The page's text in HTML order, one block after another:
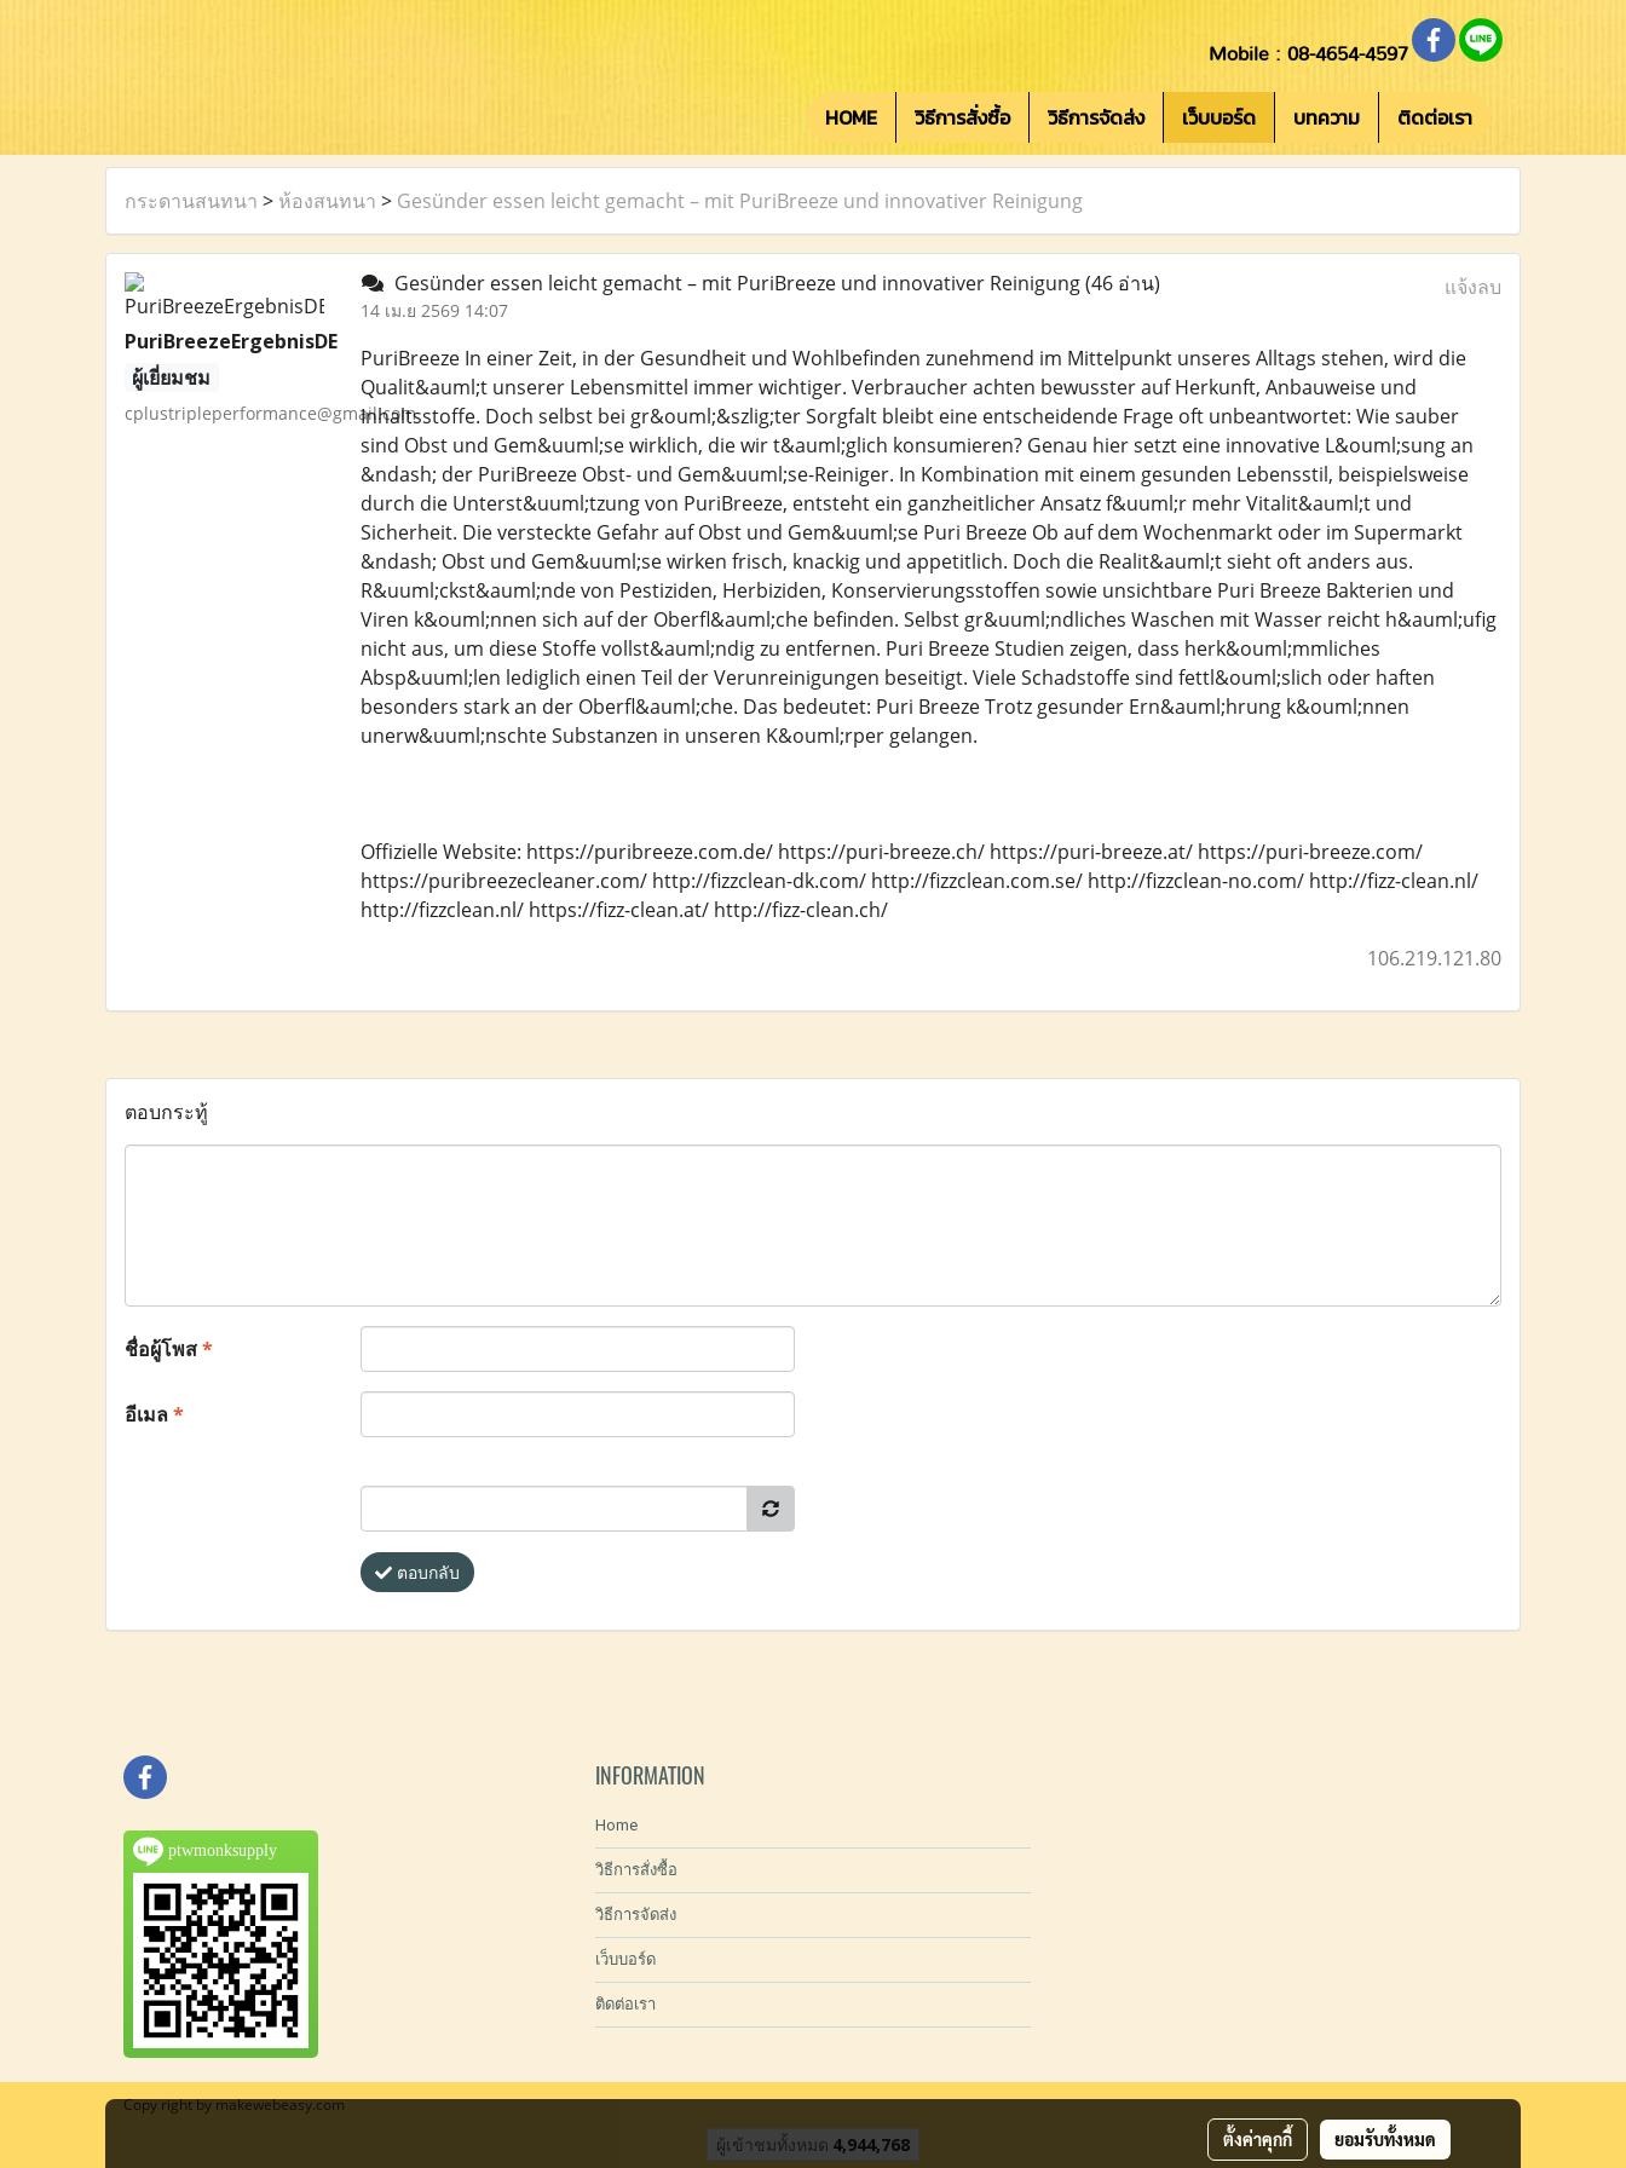
Mobile : 08-4654-4597
HOME วิธีการสั่งซื้อ วิธีการจัดส่ง เว็บบอร์ด บทความ ติดต่อเรา
กระดานสนทนา > ห้องสนทนา > Gesünder essen leicht gemacht – mit PuriBreeze und innovativer Reinigung
PuriBreezeErgebnisDE
ผู้เยี่ยมชม
cplustripleperformance@gmail.com
Gesünder essen leicht gemacht – mit PuriBreeze und innovativer Reinigung(46 อ่าน)
14 เม.ย 2569 14:07
แจ้งลบ
PuriBreeze In einer Zeit, in der Gesundheit und Wohlbefinden zunehmend im Mittelpunkt unseres Alltags stehen, wird die
Qualit&auml;t unserer Lebensmittel immer wichtiger. Verbraucher achten bewusster auf Herkunft, Anbauweise und
Inhaltsstoffe. Doch selbst bei gr&ouml;&szlig;ter Sorgfalt bleibt eine entscheidende Frage oft unbeantwortet: Wie sauber
sind Obst und Gem&uuml;se wirklich, die wir t&auml;glich konsumieren? Genau hier setzt eine innovative L&ouml;sung an
&ndash; der PuriBreeze Obst- und Gem&uuml;se-Reiniger. In Kombination mit einem gesunden Lebensstil, beispielsweise
durch die Unterst&uuml;tzung von PuriBreeze, entsteht ein ganzheitlicher Ansatz f&uuml;r mehr Vitalit&auml;t und
Sicherheit. Die versteckte Gefahr auf Obst und Gem&uuml;se Puri Breeze Ob auf dem Wochenmarkt oder im Supermarkt
&ndash; Obst und Gem&uuml;se wirken frisch, knackig und appetitlich. Doch die Realit&auml;t sieht oft anders aus.
R&uuml;ckst&auml;nde von Pestiziden, Herbiziden, Konservierungsstoffen sowie unsichtbare Puri Breeze Bakterien und
Viren k&ouml;nnen sich auf der Oberfl&auml;che befinden. Selbst gr&uuml;ndliches Waschen mit Wasser reicht h&auml;ufig
nicht aus, um diese Stoffe vollst&auml;ndig zu entfernen. Puri Breeze Studien zeigen, dass herk&ouml;mmliches
Absp&uuml;len lediglich einen Teil der Verunreinigungen beseitigt. Viele Schadstoffe sind fettl&ouml;slich oder haften
besonders stark an der Oberfl&auml;che. Das bedeutet: Puri Breeze Trotz gesunder Ern&auml;hrung k&ouml;nnen
unerw&uuml;nschte Substanzen in unseren K&ouml;rper gelangen.
Offizielle Website: https://puribreeze.com.de/ https://puri-breeze.ch/ https://puri-breeze.at/ https://puri-breeze.com/
https://puribreezecleaner.com/ http://fizzclean-dk.com/ http://fizzclean.com.se/ http://fizzclean-no.com/ http://fizz-clean.nl/
http://fizzclean.nl/ https://fizz-clean.at/ http://fizz-clean.ch/
106.219.121.80
ตอบกระทู้
ชื่อผู้โพส*
อีเมล*
ตอบกลับ
ptwmonksupply
INFORMATION
Home
วิธีการสั่งซื้อ
วิธีการจัดส่ง
เว็บบอร์ด
ติดต่อเรา
Copy right by makewebeasy.com
ผู้เข้าชมทั้งหมด 4,944,768 ตั้งค่าคุกกี้ ยอมรับทั้งหมด